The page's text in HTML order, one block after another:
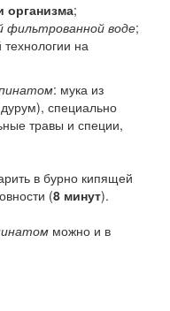
организма;
фильтрованной воде;
технологии на
: мука из
специально
травы и специи,
в бурно кипящей
(8 минут).
можно и в